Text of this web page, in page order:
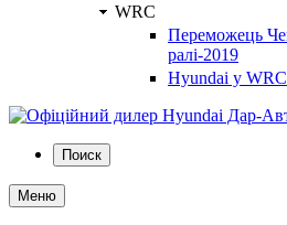
WRC
Переможець
ралі-2019
Hyundai у WRC
Поиск
Меню